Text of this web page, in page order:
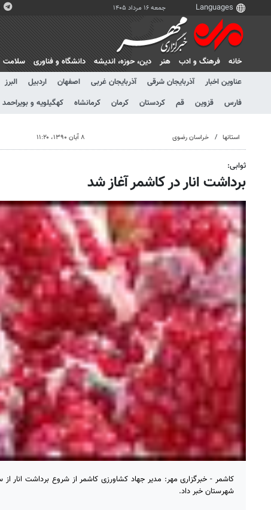
جمعه ۱۶ مرداد ۱۴۰۵
خانه فرهنگ و ادب هنر دين، حوزه، انديشه دانشگاه و فناوری سلامت
عناوین اخبار
آذربایجان شرقی آذربایجان غربی اصفهان اردبیل البرز
فارس
قزوین قم کردستان کرمان کرمانشاه کهگیلویه و بویراحمد
استانها خراسان رضوی ۸ آبان ۱۳۹۰، ۱۱:۲۰
ثوابی:
برداشت انار در کاشمر آغاز شد
شهرستان خبر داد.